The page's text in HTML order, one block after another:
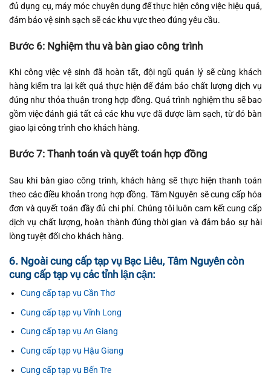
đủ dụng cụ, máy móc chuyên dụng để thực hiện công việc hiệu quả,
đảm bảo vệ sinh sạch sẽ các khu vực theo đúng yêu cầu.
Bước 6: Nghiệm thu và bàn giao công trình
Khi công việc vệ sinh đã hoàn tất, đội ngũ quản lý sẽ cùng khách
hàng kiểm tra lại kết quả thực hiện để đảm bảo chất lượng dịch vụ
đúng như thỏa thuận trong hợp đồng. Quá trình nghiệm thu sẽ bao
gồm việc đánh giá tất cả các khu vực đã được làm sạch, từ đó bàn
giao lại công trình cho khách hàng.
Bước 7: Thanh toán và quyết toán hợp đồng
Sau khi bàn giao công trình, khách hàng sẽ thực hiện thanh toán
theo các điều khoản trong hợp đồng. Tâm Nguyên sẽ cung cấp hóa
đơn và quyết toán đầy đủ chi phí. Chúng tôi luôn cam kết cung cấp
dịch vụ chất lượng, hoàn thành đúng thời gian và đảm bảo sự hài
lòng tuyệt đối cho khách hàng.
6. Ngoài cung cấp tạp vụ Bạc Liêu, Tâm Nguyên còn
cung cấp tạp vụ các tỉnh lận cận:
Cung cấp tạp vụ Cần Thơ
Cung cấp tạp vụ Vĩnh Long
Cung cấp tạp vụ An Giang
Cung cấp tạp vụ Hậu Giang
Cung cấp tạp vụ Bến Tre